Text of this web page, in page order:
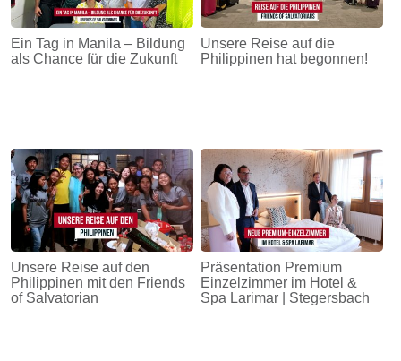
Ein Tag in Manila – Bildung
als Chance für die Zukunft
Unsere Reise auf die
Philippinen hat begonnen!
Unsere Reise auf den
Philippinen mit den Friends
of Salvatorian
Präsentation Premium
Einzelzimmer im Hotel &
Spa Larimar | Stegersbach